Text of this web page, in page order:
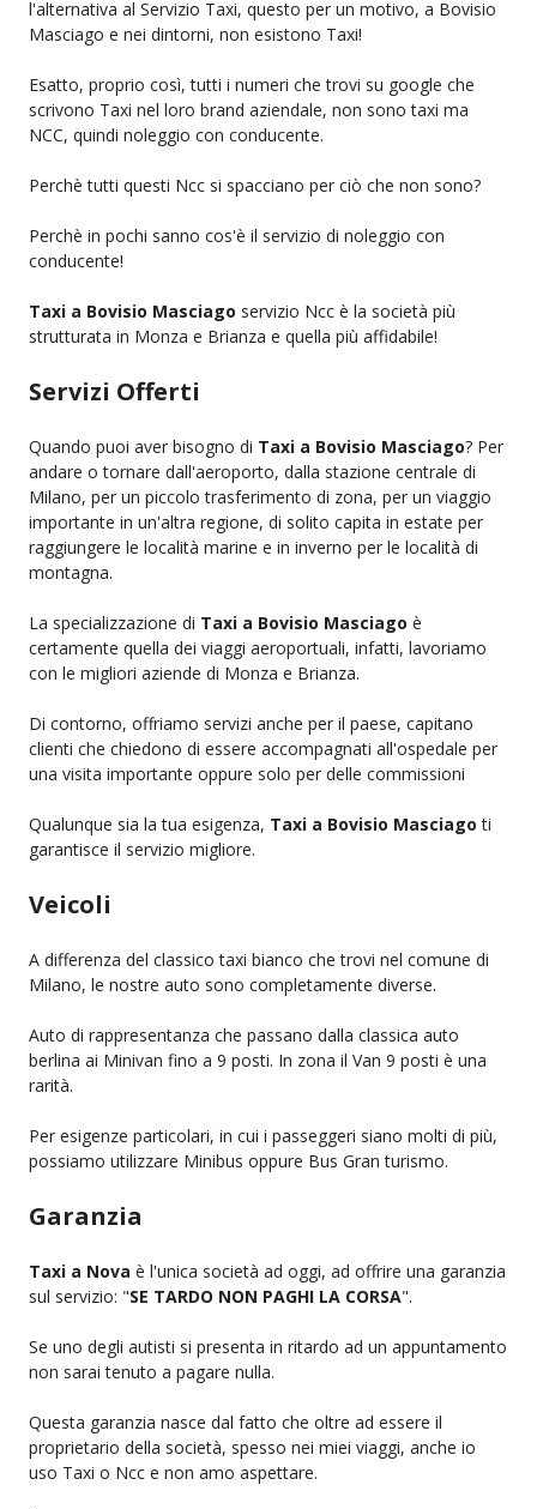
l'alternativa al Servizio Taxi, questo per un motivo, a Bovisio
Masciago e nei dintorni, non esistono Taxi!
Esatto, proprio così, tutti i numeri che trovi su google che
scrivono Taxi nel loro brand aziendale, non sono taxi ma
NCC, quindi noleggio con conducente.
Perchè tutti questi Ncc si spacciano per ciò che non sono?
Perchè in pochi sanno cos'è il servizio di noleggio con
conducente!
Taxi a Bovisio Masciago servizio Ncc è la società più
strutturata in Monza e Brianza e quella più affidabile!
Servizi Offerti
Quando puoi aver bisogno di Taxi a Bovisio Masciago? Per
andare o tornare dall'aeroporto, dalla stazione centrale di
Milano, per un piccolo trasferimento di zona, per un viaggio
importante in un'altra regione, di solito capita in estate per
raggiungere le località marine e in inverno per le località di
montagna.
La specializzazione di Taxi a Bovisio Masciago è
certamente quella dei viaggi aeroportuali, infatti, lavoriamo
con le migliori aziende di Monza e Brianza.
Di contorno, offriamo servizi anche per il paese, capitano
clienti che chiedono di essere accompagnati all'ospedale per
una visita importante oppure solo per delle commissioni
Qualunque sia la tua esigenza, Taxi a Bovisio Masciago ti
garantisce il servizio migliore.
Veicoli
A differenza del classico taxi bianco che trovi nel comune di
Milano, le nostre auto sono completamente diverse.
Auto di rappresentanza che passano dalla classica auto
berlina ai Minivan fino a 9 posti. In zona il Van 9 posti è una
rarità.
Per esigenze particolari, in cui i passeggeri siano molti di più,
possiamo utilizzare Minibus oppure Bus Gran turismo.
Garanzia
Taxi a Nova è l'unica società ad oggi, ad offrire una garanzia
sul servizio: "SE TARDO NON PAGHI LA CORSA".
Se uno degli autisti si presenta in ritardo ad un appuntamento
non sarai tenuto a pagare nulla.
Questa garanzia nasce dal fatto che oltre ad essere il
proprietario della società, spesso nei miei viaggi, anche io
uso Taxi o Ncc e non amo aspettare.